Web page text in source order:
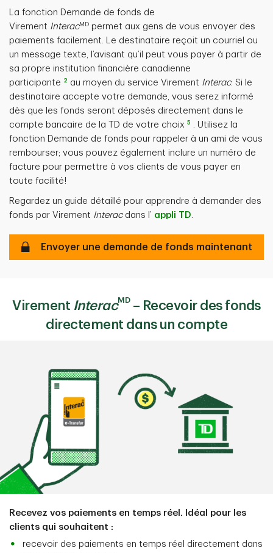
La fonction Demande de fonds de
Virement InteracMD permet aux gens de vous envoyer des
paiements facilement. Le destinataire reçoit un courriel ou
un message texte, l’avisant qu’il peut vous payer à partir de
sa propre institution financière canadienne
participante 2 au moyen du service Virement Interac. Si le
destinataire accepte votre demande, vous serez informé
dès que les fonds seront déposés directement dans le
compte bancaire de la TD de votre choix 5
. Utilisez la
fonction Demande de fonds pour rappeler à un ami de vous
rembourser; vous pouvez également inclure un numéro de
facture pour permettre à vos clients de vous payer en
toute facilité!
Regardez un guide détaillé pour apprendre à demander des
fonds par Virement Interacdans l’ appli TD
SécuriséEnvoyer une demande de fonds maintenant
Virement InteracMD– Recevoir des fonds
directement dans un compte
Recevez vos paiements en temps réel. Idéal pour les
clients qui souhaitent :
recevoir des paiements en temps réel directement dans